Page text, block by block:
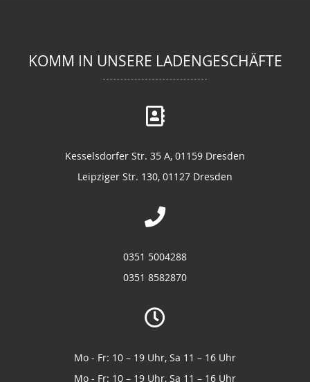
KOMM IN UNSERE LADENGESCHÄFTE
Kesselsdorfer Str. 35 A, 01159 Dresden
Leipziger Str. 130, 01127 Dresden
0351 5004288
0351 8582870
Mo - Fr: 10 – 19 Uhr, Sa 11 – 16 Uhr
Mo - Fr: 10 – 19 Uhr, Sa 11 – 16 Uhr